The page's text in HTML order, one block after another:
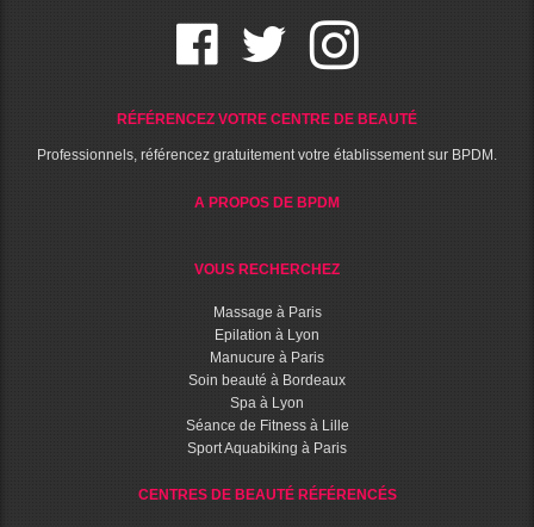
RÉFÉRENCEZ VOTRE CENTRE DE BEAUTÉ
Professionnels, référencez gratuitement votre établissement sur BPDM.
A PROPOS DE BPDM
VOUS RECHERCHEZ
Massage à Paris
Epilation à Lyon
Manucure à Paris
Soin beauté à Bordeaux
Spa à Lyon
Séance de Fitness à Lille
Sport Aquabiking à Paris
CENTRES DE BEAUTÉ RÉFÉRENCÉS